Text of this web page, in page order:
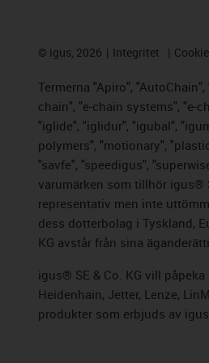
© igus, 2026 Integritet
Termerna "Apiro",
chain", "e-chain systems", "e-
"iglide", "iglidur", "igubal",
polymers", "motionary",
"savfe", "speedigus",
varumärken som tillhör igus®
representativ men inte
dess dotterbolag i Tyskland,
KG avstår från sina
igus® SE & Co. KG vill
Heidenhain, Jetter, Lenze,
produkter som erbjuds av